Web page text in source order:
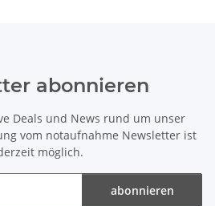
abonnieren
Deals und News rund um unser
vom notaufnahme Newsletter ist
möglich.
abonnieren